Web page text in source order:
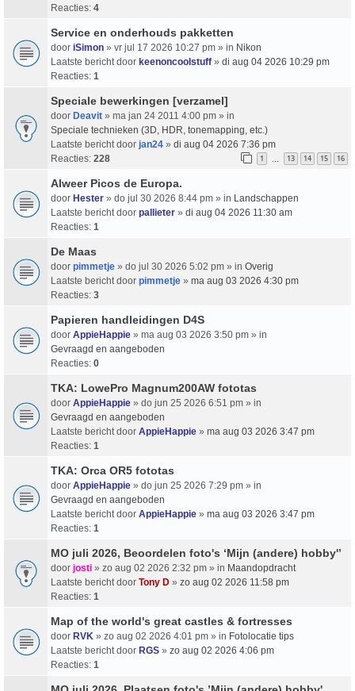
Reacties: 4
Service en onderhouds pakketten
door iSimon » vr jul 17 2026 10:27 pm » in Nikon
Laatste bericht door keenoncoolstuff » di aug 04 2026 10:29 pm
Reacties: 1
Speciale bewerkingen [verzamel]
door Deavit » ma jan 24 2011 4:00 pm » in
Speciale technieken (3D, HDR, tonemapping, etc.)
Laatste bericht door jan24 » di aug 04 2026 7:36 pm
Reacties: 228 1 … 13 14 15 16
Alweer Picos de Europa.
door Hester » do jul 30 2026 8:44 pm » in Landschappen
Laatste bericht door pallieter » di aug 04 2026 11:30 am
Reacties: 1
De Maas
door pimmetje » do jul 30 2026 5:02 pm » in Overig
Laatste bericht door pimmetje » ma aug 03 2026 4:30 pm
Reacties: 3
Papieren handleidingen D4S
door AppieHappie » ma aug 03 2026 3:50 pm » in
Gevraagd en aangeboden
Reacties: 0
TKA: LowePro Magnum200AW fototas
door AppieHappie » do jun 25 2026 6:51 pm » in
Gevraagd en aangeboden
Laatste bericht door AppieHappie » ma aug 03 2026 3:47 pm
Reacties: 1
TKA: Orca OR5 fototas
door AppieHappie » do jun 25 2026 7:29 pm » in
Gevraagd en aangeboden
Laatste bericht door AppieHappie » ma aug 03 2026 3:47 pm
Reacties: 1
MO juli 2026, Beoordelen foto's ‘Mijn (andere) hobby'’
door josti » zo aug 02 2026 2:32 pm » in Maandopdracht
Laatste bericht door Tony D » zo aug 02 2026 11:58 pm
Reacties: 1
Map of the world's great castles & fortresses
door RVK » zo aug 02 2026 4:01 pm » in Fotolocatie tips
Laatste bericht door RGS » zo aug 02 2026 4:06 pm
Reacties: 1